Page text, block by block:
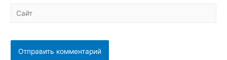
Сайт